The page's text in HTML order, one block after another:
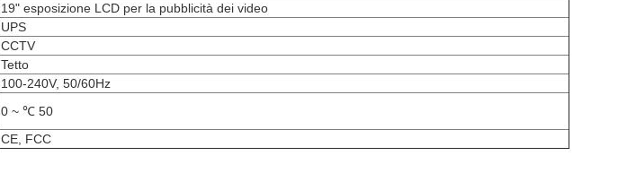
19" esposizione LCD per la pubblicità dei video
UPS
CCTV
Tetto
100-240V, 50/60Hz
0 ~ ℃ 50
CE, FCC